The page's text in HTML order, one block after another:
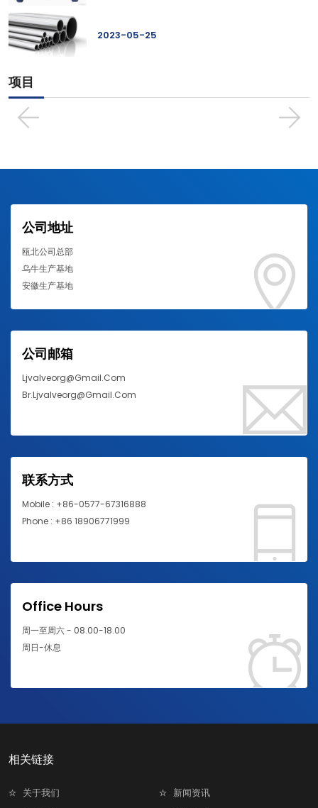
2023-05-25
项目
公司地址
瓯北公司总部
乌牛生产基地
安徽生产基地
公司邮箱
Ljvalveorg@gmail.com
Br.ljvalveorg@gmail.com
联系方式
Mobile : +86-0577-67316888
Phone : +86 18906771999
Office Hours
周一至周六 - 08.00-18.00
周日-休息
相关链接
关于我们
新闻资讯